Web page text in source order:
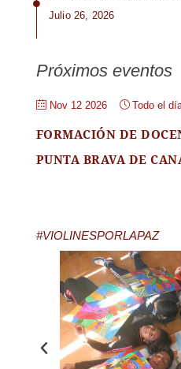
Julio 26, 2026
Próximos eventos
Nov 12 2026 Todo el
FORMACIÓN DE
PUNTA BRAVA DE
#VIOLINESPORLAPAZ